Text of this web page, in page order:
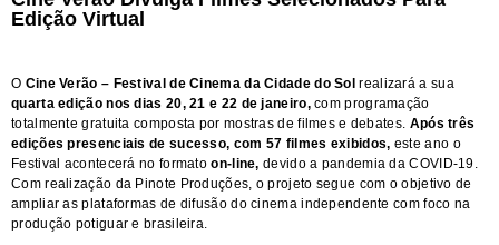
Edição Virtual
O Cine Verão – Festival de Cinema da Cidade do Solrealizará a sua
quarta edição nos dias 20, 21 e 22 de janeiro,com programação
totalmente gratuita composta por mostras de filmes e debates. Após três
edições presenciais de sucesso, com 57 filmes exibidos, este ano o
Festival acontecerá no formatoon-line, devido a pandemia da COVID-19.
Com realização da Pinote Produções, o projeto segue com o objetivo de
ampliar as plataformas de difusão do cinema independente com foco na
produção potiguar e brasileira.